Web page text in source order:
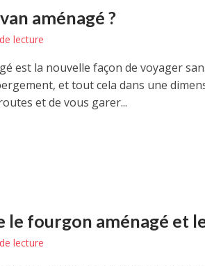
aménagé ?
lecture
est la nouvelle façon de voyager
et tout cela dans une
et de vous garer...
le fourgon aménagé et
lecture